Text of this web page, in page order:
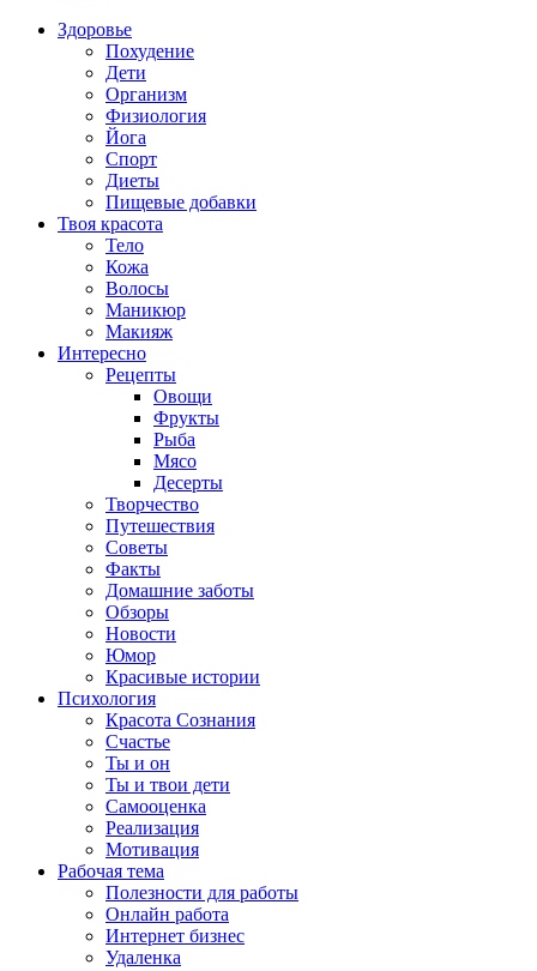
Здоровье
Похудение
Дети
Организм
Физиология
Йога
Спорт
Диеты
Пищевые добавки
Твоя красота
Тело
Кожа
Волосы
Маникюр
Макияж
Интересно
Рецепты
Овощи
Фрукты
Рыба
Мясо
Десерты
Творчество
Путешествия
Советы
Факты
Домашние заботы
Обзоры
Новости
Юмор
Красивые истории
Психология
Красота Сознания
Счастье
Ты и он
Ты и твои дети
Самооценка
Реализация
Мотивация
Рабочая тема
Полезности для работы
Онлайн работа
Интернет бизнес
Удаленка